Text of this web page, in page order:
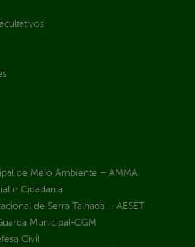
de Meio Ambiente – AMMA
e Cidadania
de Serra Talhada – AESET
Municipal-CGM
Civil